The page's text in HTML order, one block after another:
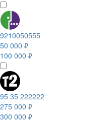
9210050555
50 000 ₽
100 000 ₽
95 35 222222
275 000 ₽
300 000 ₽